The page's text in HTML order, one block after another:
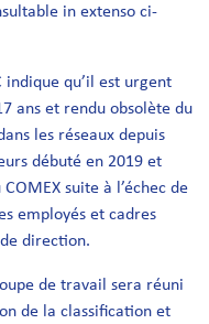
in extenso ci-
indique qu’il est urgent
ans et rendu obsolète du
les réseaux depuis
débuté en 2019 et
suite à l’échec de
employés et cadres
direction.
de travail sera réuni
de la classification et